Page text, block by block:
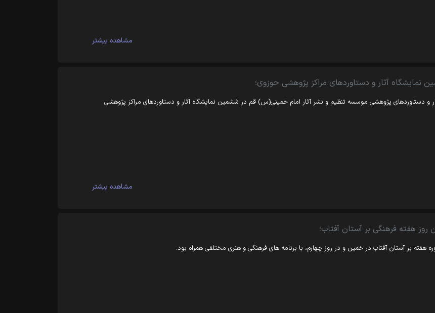
مشاهده بیشتر
نمایشگاه آثار و دستاوردهای مراکز پژوهشی حوزوی؛
و دستاوردهای پژوهشی موسسه تنظیم و نشر آثار امام خمینی(س) قم در ششمین نمایشگاه آثار و دستاوردهای مراکز پژوهشی
مشاهده بیشتر
روز هفته فرهنگی بر آستان آفتاب؛
هفته بر آستان آفتاب در خمین و در روز چهارم، با برنامه های فرهنگی و هنری مختلفی همراه بود.